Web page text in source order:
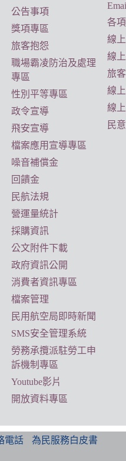
公告事項
獎項專區
旅客抱怨
職場霸凌防治及處理
專區
性別平等專區
政令宣導
飛安宣導
檔案應用宣導專區
噪音補償金
回饋金
民航法規
營運量統計
採購資訊
公文附件下載
政府資訊公開
消費者資訊專區
檔案管理
民用航空局即時新聞
SMS安全管理系統
勞務承攬派駐勞工申
訴機制專區
Youtube影片
開放資料專區
各
線
線
旅
線
線
民
電話
為民服務白皮書